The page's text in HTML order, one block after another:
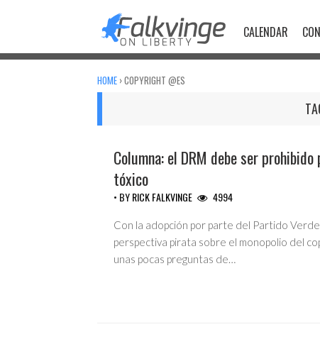
CALENDAR
HOME ›COPYRIGHT @ES
UNCATEGORIZED
Columna: el DRM debe ser prohibido
tóxico
• BYRICK FALKVINGE 4994
Con la adopción por parte del Partido
perspectiva pirata sobre el monopolio del
unas pocas preguntas de…